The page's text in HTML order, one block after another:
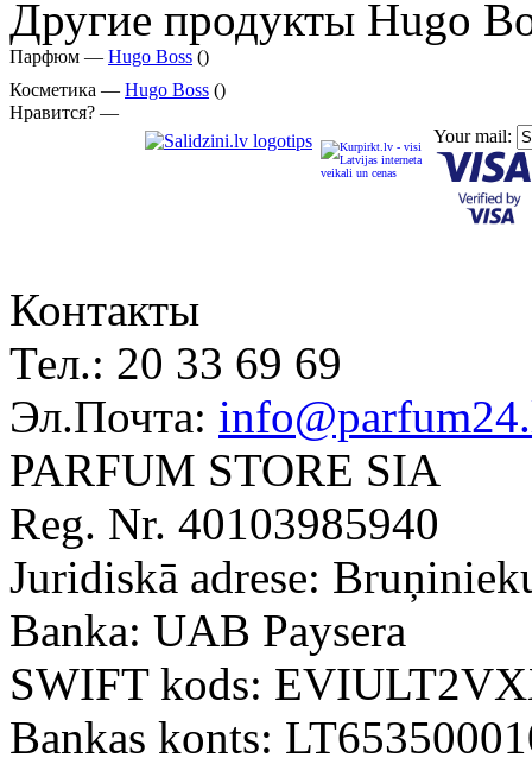
Другие продукты Hugo
Парфюм — Hugo Boss ()
Косметика — Hugo Boss ()
Нравится? —
Your mail:
Контакты
Тел.: 20 33 69 69
Эл.Почта:
PARFUM STORE SIA
Reg. Nr. 40103985940
Juridiskā adrese:
Banka: UAB Paysera
SWIFT kods:
Bankas konts: